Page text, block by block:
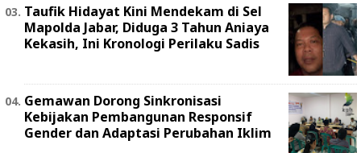
Taufik Hidayat Kini Mendekam di Sel
Mapolda Jabar, Diduga 3 Tahun Aniaya
Kekasih, Ini Kronologi Perilaku Sadis
Gemawan Dorong Sinkronisasi
Kebijakan Pembangunan Responsif
Gender dan Adaptasi Perubahan Iklim